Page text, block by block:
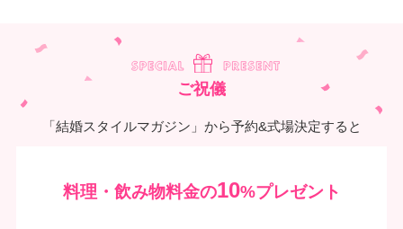
ご祝儀
「結婚スタイルマガジン」から予約&式場決定すると
料理・飲み物料金の10%プレゼント